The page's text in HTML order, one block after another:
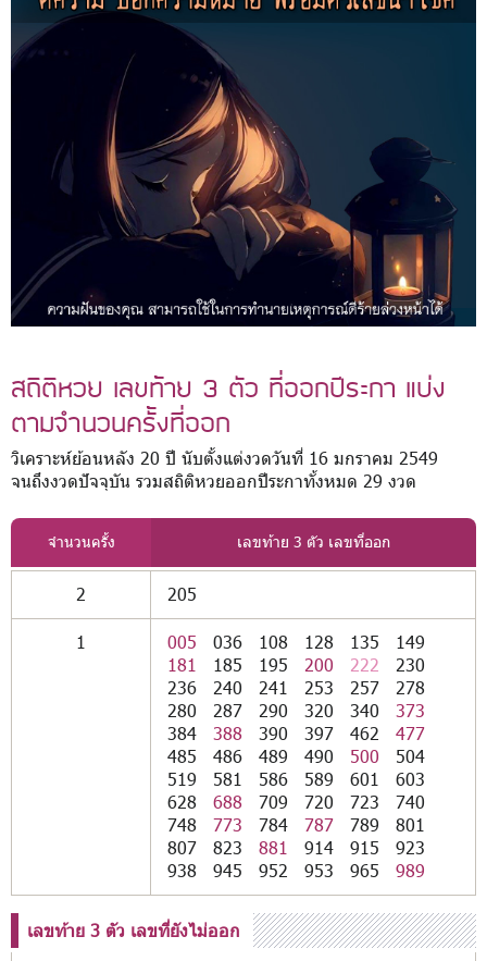
สถิติหวย เลขท้าย 3 ตัว ที่ออกปีระกา แบ่ง
ตามจำนวนครั้งที่ออก
วิเคราะห์ย้อนหลัง 20 ปี นับตั้งแต่งวดวันที่ 16 มกราคม 2549
จนถึงงวดปัจจุบัน รวมสถิติหวยออกปีระกาทั้งหมด 29 งวด
จำนวนครั้ง เลขท้าย 3 ตัว เลขที่ออก
2 205
1 005 036 108 128 135
149
181
185 195 200 222
230
236
240 241 253 257
278
280
287 290 320 340
373
384
388 390 397 462
477
485
486 489 490 500
504
519
581 586 589 601
603
628
688 709 720 723
740
748
773 784 787 789
801
807
823 881 914 915
923
938
945 952 953 965 989
เลขท้าย 3 ตัว เลขที่ยังไม่ออก